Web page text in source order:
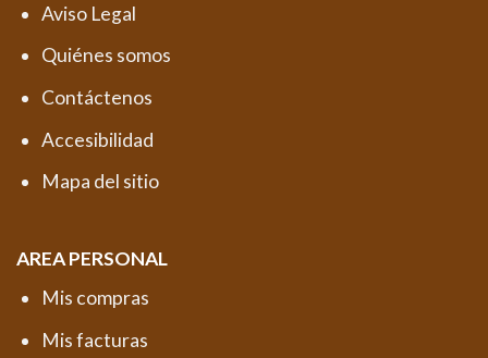
Aviso Legal
Quiénes somos
Contáctenos
Accesibilidad
Mapa del sitio
AREA PERSONAL
Mis compras
Mis facturas